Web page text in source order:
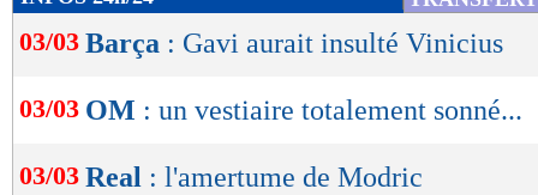
de
lecture
OK
03/03 Barça : Gavi aurait insulté Vinicius
03/03 OM : un vestiaire totalement sonné...
03/03 Real : l'amertume de Modric